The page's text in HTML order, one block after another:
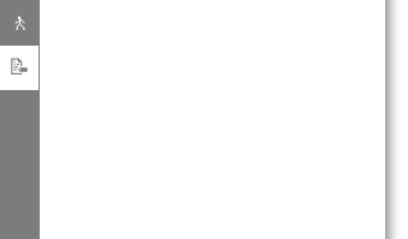
Εκπαιδευτικές
ευκαιρίες
🚶
Συστήματος
ασύλου
📝